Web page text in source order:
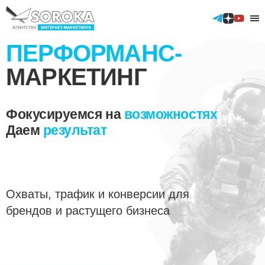
Контекстная реклама
Таргетированные размещения
Телеграм
SEO продвижение
Продвижение в Яндекс
Продвижение в Google
Продвижение мобильных приложений (ASO)
ПЕРФОРМАНС-
МАРКЕТИНГ
Фокусируемся на возможностях
Даем результат
Охваты, трафик и конверсии для
брендов и растущего бизнеса